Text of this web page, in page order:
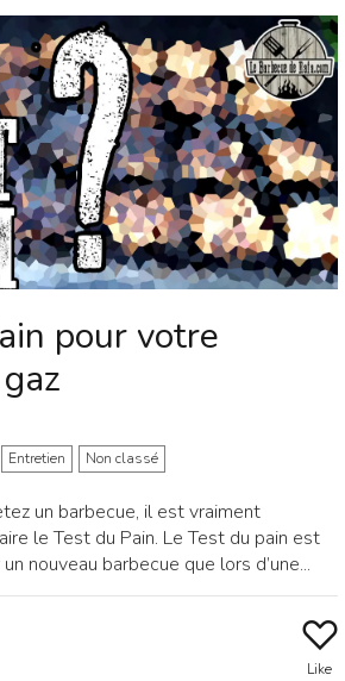
pour votre
Entretien Non classé
un barbecue, il est vraiment
le Test du Pain. Le Test du pain est
nouveau barbecue que lors d’une...
Like